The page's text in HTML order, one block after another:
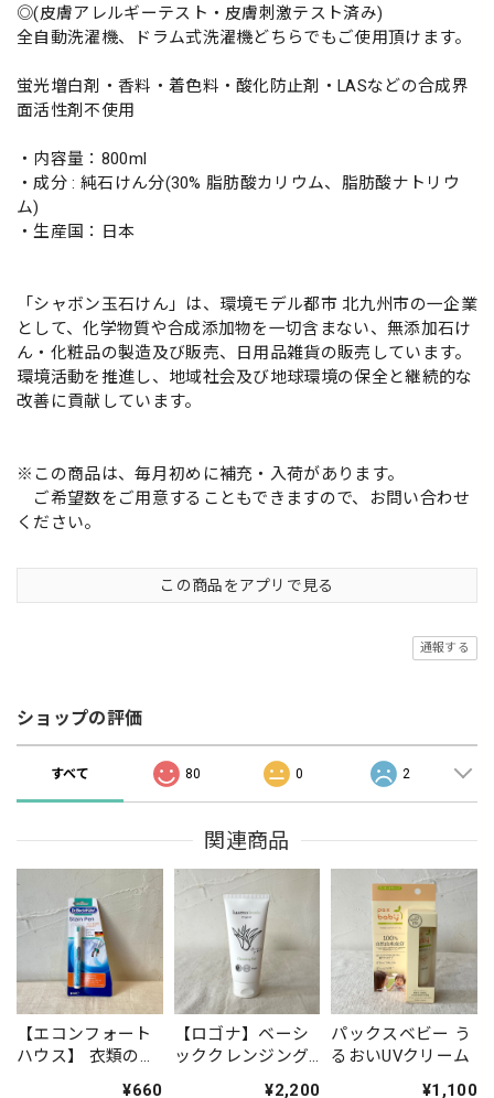
◎(皮膚アレルギーテスト・皮膚刺激テスト済み)
全自動洗濯機、ドラム式洗濯機どちらでもご使用頂けます。
蛍光増白剤・香料・着色料・酸化防止剤・LASなどの合成界
面活性剤不使用
・内容量：800ml
・成分 : 純石けん分(30% 脂肪酸カリウム、脂肪酸ナトリウ
ム)
・生産国：日本
「シャボン玉石けん」は、環境モデル都市 北九州市の一企業
として、化学物質や合成添加物を一切含まない、無添加石け
ん・化粧品の製造及び販売、日用品雑貨の販売しています。
環境活動を推進し、地域社会及び地球環境の保全と継続的な
改善に貢献しています。
※この商品は、毎月初めに補充・入荷があります。
ご希望数をご用意することもできますので、お問い合わせ
ください。
この商品をアプリで見る
通報する
ショップの評価
すべて 80 0 2
関連商品
【エコンフォート
ハウス】 衣類のシ
¥660
【ロゴナ】ベーシ
ッククレンジング
¥2,200
パックスベビー う
るおいUVクリーム
¥1,100